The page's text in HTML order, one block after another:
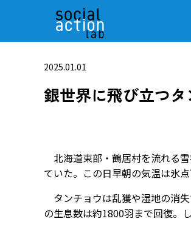
2025.01.01
銀世界に飛び立つ
北海道東部・鶴居村を流れる
ていた。この日早朝の気温は氷
タンチョウは乱獲や湿地の消
の生息数は約1800羽まで回復。